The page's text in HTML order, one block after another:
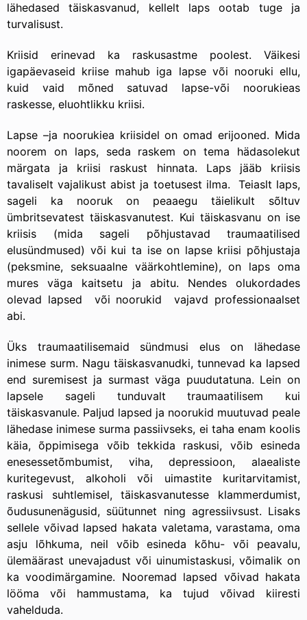
lähedased täiskasvanud, kellelt laps ootab tuge ja
turvalisust.
Kriisid erinevad ka raskusastme poolest. Väikesi
igapäevaseid kriise mahub iga lapse või nooruki ellu,
kuid vaid mõned satuvad lapse-või noorukieas
raskesse, eluohtlikku kriisi.
Lapse –ja noorukiea kriisidel on omad erijooned. Mida
noorem on laps, seda raskem on tema hädasolekut
märgata ja kriisi raskust hinnata. Laps jääb kriisis
tavaliselt vajalikust abist ja toetusest ilma. Teiaslt laps,
sageli ka nooruk on peaaegu täielikult sõltuv
ümbritsevatest täiskasvanutest. Kui täiskasvanu on ise
kriisis (mida sageli põhjustavad traumaatilised
elusündmused) või kui ta ise on lapse kriisi põhjustaja
(peksmine, seksuaalne väärkohtlemine), on laps oma
mures väga kaitsetu ja abitu. Nendes olukordades
olevad lapsed või noorukid vajavd professionaalset
abi.
Üks traumaatilisemaid sündmusi elus on lähedase
inimese surm. Nagu täiskasvanudki, tunnevad ka lapsed
end suremisest ja surmast väga puudutatuna. Lein on
lapsele sageli tunduvalt traumaatilisem kui
täiskasvanule. Paljud lapsed ja noorukid muutuvad peale
lähedase inimese surma passiivseks, ei taha enam koolis
käia, õppimisega võib tekkida raskusi, võib esineda
enesessetõmbumist, viha, depressioon, alaealiste
kuritegevust, alkoholi või uimastite kuritarvitamist,
raskusi suhtlemisel, täiskasvanutesse klammerdumist,
õudusunenägusid, süütunnet ning agressiivsust. Lisaks
sellele võivad lapsed hakata valetama, varastama, oma
asju lõhkuma, neil võib esineda kõhu- või peavalu,
ülemäärast unevajadust või uinumistaskusi, võimalik on
ka voodimärgamine. Nooremad lapsed võivad hakata
lööma või hammustama, ka tujud võivad kiiresti
vahelduda.